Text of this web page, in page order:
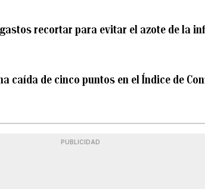
recortar para evitar el azote de la
caída de cinco puntos en el Índice de
PUBLICIDAD